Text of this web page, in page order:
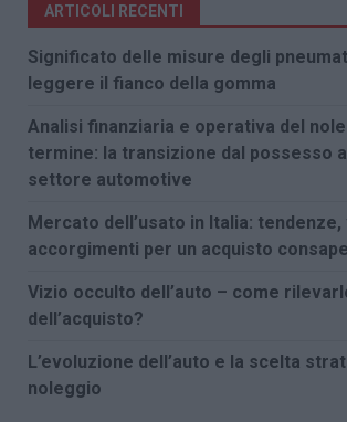
ARTICOLI RECENTI
Significato delle misure degli
leggere il fianco della gomma
Analisi finanziaria e operativa del
termine: la transizione dal possesso
settore automotive
Mercato dell’usato in Italia:
accorgimenti per un acquisto
Vizio occulto dell’auto – come
dell’acquisto?
L’evoluzione dell’auto e la scelta
noleggio